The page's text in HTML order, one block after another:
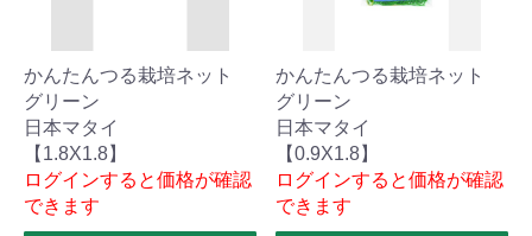
かんたんつる栽培ネット
グリーン
日本マタイ
【1.8X1.8】
ログインすると価格が確認
できます
かんたんつる栽培ネット
グリーン
日本マタイ
【0.9X1.8】
ログインすると価格が確認
できます